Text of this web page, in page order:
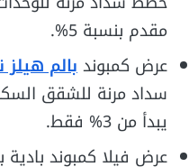
مقدم بنسبة 5%.
عرض كمبوندبالم هيلز
يبدأ من 3% فقط.